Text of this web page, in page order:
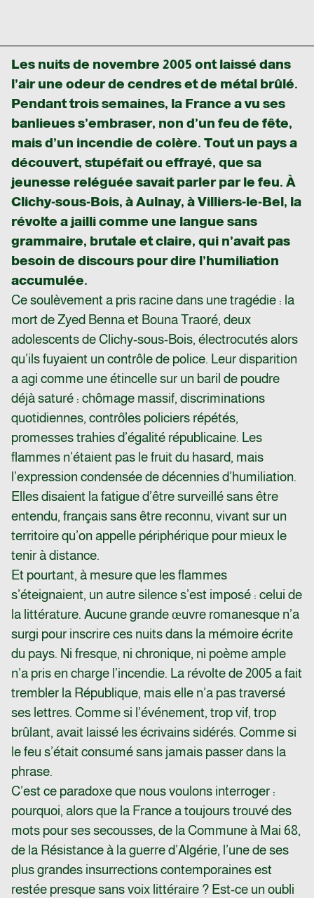
Les nuits de novembre 2005 ont laissé dans
l’air une odeur de cendres et de métal brûlé.
Pendant trois semaines, la France a vu ses
banlieues s’embraser, non d’un feu de fête,
mais d’un incendie de colère. Tout un pays a
découvert, stupéfait ou effrayé, que sa
jeunesse reléguée savait parler par le feu. À
Clichy-sous-Bois, à Aulnay, à Villiers-le-Bel, la
révolte a jailli comme une langue sans
grammaire, brutale et claire, qui n’avait pas
besoin de discours pour dire l’humiliation
accumulée.
Ce soulèvement a pris racine dans une tragédie : la
mort de Zyed Benna et Bouna Traoré, deux
adolescents de Clichy-sous-Bois, électrocutés alors
qu’ils fuyaient un contrôle de police. Leur disparition
a agi comme une étincelle sur un baril de poudre
déjà saturé : chômage massif, discriminations
quotidiennes, contrôles policiers répétés,
promesses trahies d’égalité républicaine. Les
flammes n’étaient pas le fruit du hasard, mais
l’expression condensée de décennies d’humiliation.
Elles disaient la fatigue d’être surveillé sans être
entendu, français sans être reconnu, vivant sur un
territoire qu’on appelle périphérique pour mieux le
tenir à distance.
Et pourtant, à mesure que les flammes
s’éteignaient, un autre silence s’est imposé : celui de
la littérature. Aucune grande œuvre romanesque n’a
surgi pour inscrire ces nuits dans la mémoire écrite
du pays. Ni fresque, ni chronique, ni poème ample
n’a pris en charge l’incendie. La révolte de 2005 a fait
trembler la République, mais elle n’a pas traversé
ses lettres. Comme si l’événement, trop vif, trop
brûlant, avait laissé les écrivains sidérés. Comme si
le feu s’était consumé sans jamais passer dans la
phrase.
C’est ce paradoxe que nous voulons interroger :
pourquoi, alors que la France a toujours trouvé des
mots pour ses secousses, de la Commune à Mai 68,
de la Résistance à la guerre d’Algérie, l’une de ses
plus grandes insurrections contemporaines est
restée presque sans voix littéraire ? Est-ce un oubli